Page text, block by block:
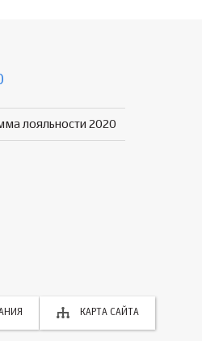
лояльности 2020
КАРТА САЙТА